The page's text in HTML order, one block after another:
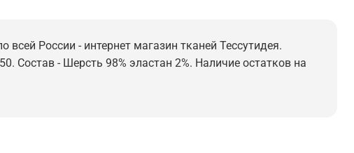
России - интернет магазин тканей Тессутидея.
Состав - Шерсть 98% эластан 2%. Наличие остатков на